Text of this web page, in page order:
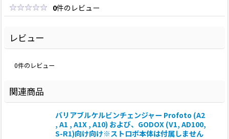
0件のレビュー
レビュー
0件のレビュー
関連商品
バリアブルケルビンチェンジャー Profoto (A2
, A1 , A1X , A10) および、GODOX (V1, AD100,
S-R1)向け向け※ストロボ本体は付属しません